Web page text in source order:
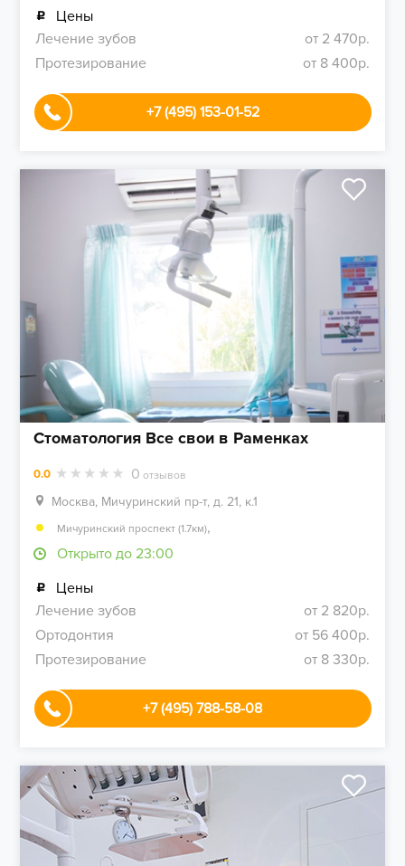
Цены
Лечение зубов
от 2 470р.
Протезирование
от 8 400р.
+7 (495) 153-01-52
Стоматология Все свои в Раменках
0.0 0 отзывов
Москва, Мичуринский пр-т, д. 21, к.1
Мичуринский проспект (1.7км),
Открыто до 23:00
Цены
Лечение зубов
от 2 820р.
Ортодонтия
от 56 400р.
Протезирование
от 8 330р.
+7 (495) 788-58-08